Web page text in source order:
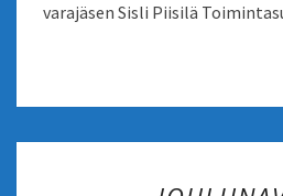
varajäsen Sisli Piisilä